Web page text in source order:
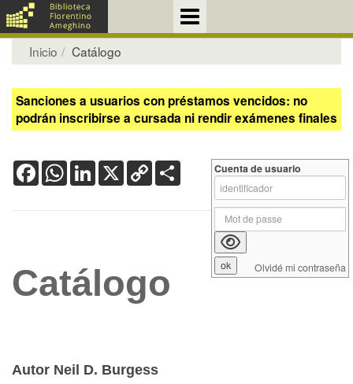
Inicio Catálogo
Sanciones a usuarios con préstamos vencidos: no
podrán inscribirse a cursada ni rendir exámenes finales
FacebookWhatsApp
LinkedIn
X Copy
Link
Catálogo
Autor Neil D. Burgess
Cuenta de usuario
Olvidé mi contraseña